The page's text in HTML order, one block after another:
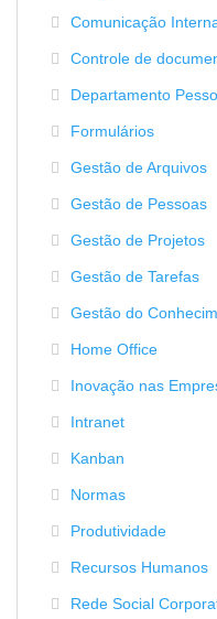
Comunicação
Controle de
Departamento
Formulários
Gestão de Arquivos
Gestão de Pessoas
Gestão de Projetos
Gestão de Tarefas
Gestão do
Home Office
Inovação nas
Intranet
Kanban
Normas
Produtividade
Recursos Humanos
Rede Social